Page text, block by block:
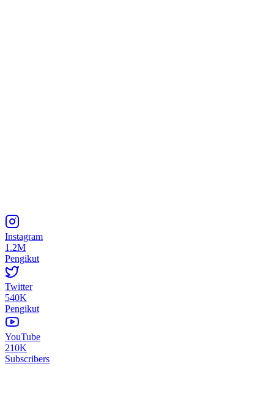
Instagram
1.2M
Pengikut
Twitter
540K
Pengikut
YouTube
210K
Subscribers